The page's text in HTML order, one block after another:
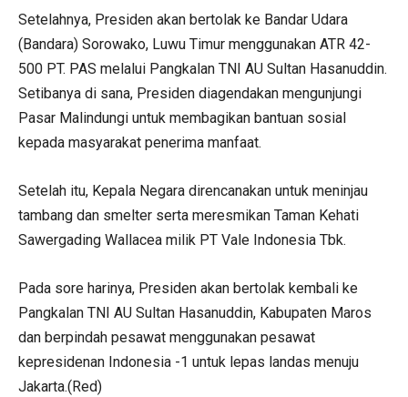
Setelahnya, Presiden akan bertolak ke Bandar Udara
(Bandara) Sorowako, Luwu Timur menggunakan ATR 42-
500 PT. PAS melalui Pangkalan TNI AU Sultan Hasanuddin.
Setibanya di sana, Presiden diagendakan mengunjungi
Pasar Malindungi untuk membagikan bantuan sosial
kepada masyarakat penerima manfaat.
Setelah itu, Kepala Negara direncanakan untuk meninjau
tambang dan smelter serta meresmikan Taman Kehati
Sawergading Wallacea milik PT Vale Indonesia Tbk.
Pada sore harinya, Presiden akan bertolak kembali ke
Pangkalan TNI AU Sultan Hasanuddin, Kabupaten Maros
dan berpindah pesawat menggunakan pesawat
kepresidenan Indonesia -1 untuk lepas landas menuju
Jakarta.(Red)